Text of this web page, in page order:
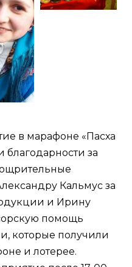
в марафоне «Пасха
благодарности за
Кальмус за
и Ирину
помощь
которые получили
и лотерее.